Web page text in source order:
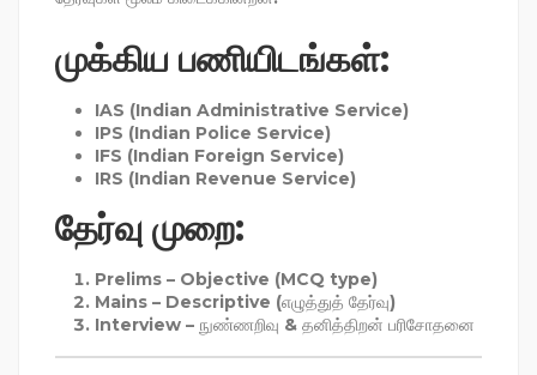
முக்கிய பணியிடங்கள்:
IAS (Indian Administrative Service)
IPS (Indian Police Service)
IFS (Indian Foreign Service)
IRS (Indian Revenue Service)
தேர்வு முறை:
Prelims– Objective (MCQ type)
Mains– Descriptive (எழுத்துத் தேர்வு)
Interview– நுண்ணறிவு & தனித்திறன் பரிசோதனை